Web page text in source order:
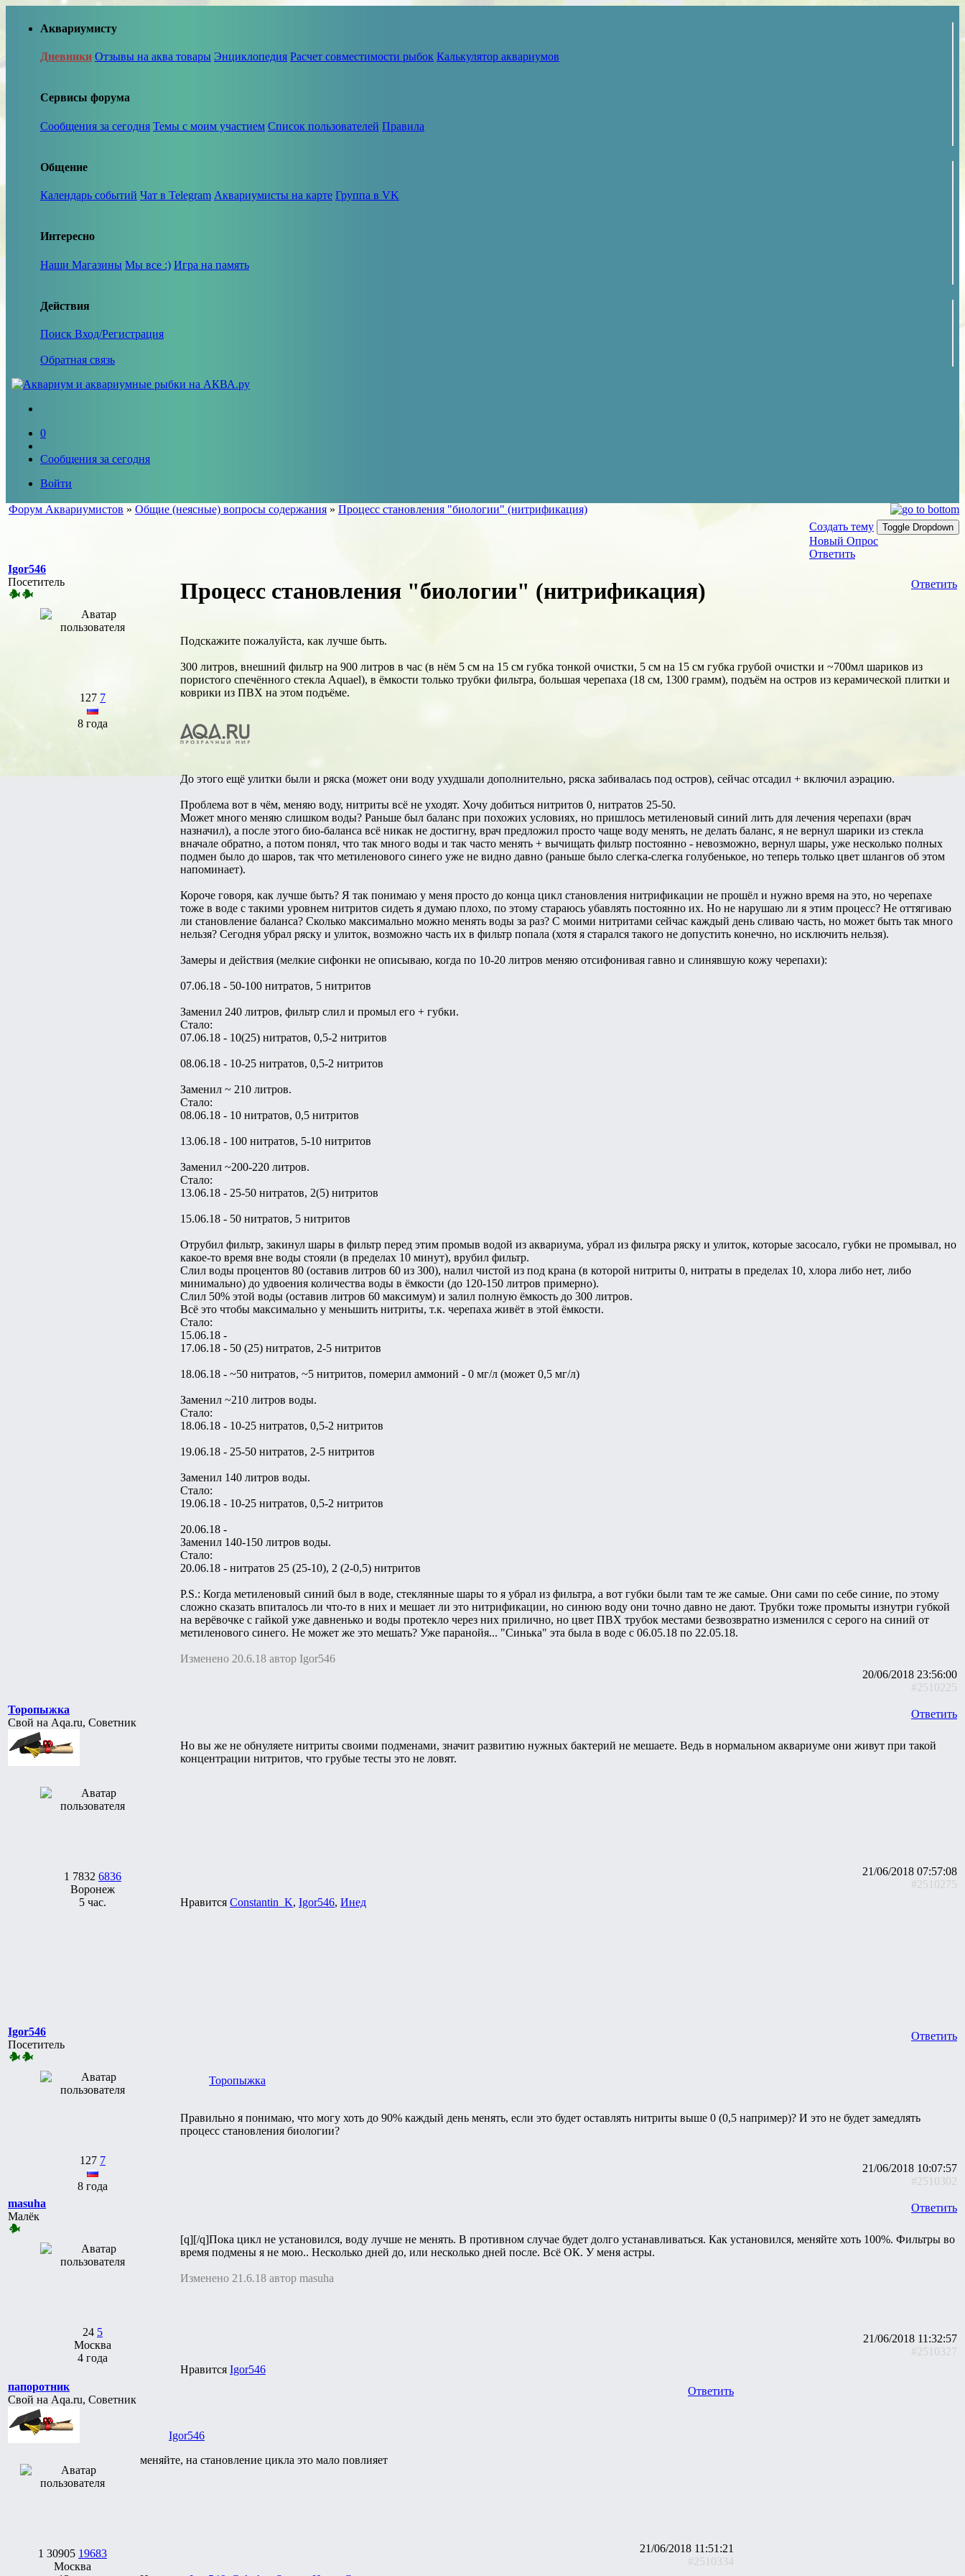
Аквариумисту
Дневники Отзывы на аква товары Энциклопедия Расчет совместимости рыбок Калькулятор аквариумов
Сервисы форума
Сообщения за сегодня Темы с моим участием Список пользователей Правила
Общение
Календарь событий Чат в Telegram Аквариумисты на карте Группа в VK
Интересно
Наши Магазины Мы все :) Игра на память
Действия
Поиск Вход/Регистрация
Обратная связь
0
Сообщения за сегодня
Войти
Форум Аквариумистов » Общие (неясные) вопросы содержания » Процесс становления "биологии" (нитрификация)
Создать тему
Toggle Dropdown
Новый Опрос
Ответить
Igor546
Посетитель
127 7
8 года
Ответить
Процесс становления "биологии" (нитрификация)
Подскажите пожалуйста, как лучше быть.
300 литров, внешний фильтр на 900 литров в час (в нём 5 см на 15 см губка тонкой очистки, 5 см на 15 см губка грубой очистки и ~700мл шариков из
пористого спечённого стекла Aquael), в ёмкости только трубки фильтра, большая черепаха (18 см, 1300 грамм), подъём на остров из керамической плитки и
коврики из ПВХ на этом подъёме.
До этого ещё улитки были и ряска (может они воду ухудшали дополнительно, ряска забивалась под остров), сейчас отсадил + включил аэрацию.
Проблема вот в чём, меняю воду, нитриты всё не уходят. Хочу добиться нитритов 0, нитратов 25-50.
Может много меняю слишком воды? Раньше был баланс при похожих условиях, но пришлось метиленовый синий лить для лечения черепахи (врач
назначил), а после этого био-баланса всё никак не достигну, врач предложил просто чаще воду менять, не делать баланс, я не вернул шарики из стекла
вначале обратно, а потом понял, что так много воды и так часто менять + вычищать фильтр постоянно - невозможно, вернул шары, уже несколько полных
подмен было до шаров, так что метиленового синего уже не видно давно (раньше было слегка-слегка голубенькое, но теперь только цвет шлангов об этом
напоминает).
Короче говоря, как лучше быть? Я так понимаю у меня просто до конца цикл становления нитрификации не прошёл и нужно время на это, но черепахе
тоже в воде с такими уровнем нитритов сидеть я думаю плохо, по этому стараюсь убавлять постоянно их. Но не нарушаю ли я этим процесс? Не оттягиваю
ли становление баланса? Сколько максимально можно менять воды за раз? С моими нитритами сейчас каждый день сливаю часть, но может быть так много
нельзя? Сегодня убрал ряску и улиток, возможно часть их в фильтр попала (хотя я старался такого не допустить конечно, но исключить нельзя).
Замеры и действия (мелкие сифонки не описываю, когда по 10-20 литров меняю отсифонивая гавно и слинявшую кожу черепахи):
07.06.18 - 50-100 нитратов, 5 нитритов
Заменил 240 литров, фильтр слил и промыл его + губки.
Стало:
07.06.18 - 10(25) нитратов, 0,5-2 нитритов
08.06.18 - 10-25 нитратов, 0,5-2 нитритов
Заменил ~ 210 литров.
Стало:
08.06.18 - 10 нитратов, 0,5 нитритов
13.06.18 - 100 нитратов, 5-10 нитритов
Заменил ~200-220 литров.
Стало:
13.06.18 - 25-50 нитратов, 2(5) нитритов
15.06.18 - 50 нитратов, 5 нитритов
Отрубил фильтр, закинул шары в фильтр перед этим промыв водой из аквариума, убрал из фильтра ряску и улиток, которые засосало, губки не промывал, но
какое-то время вне воды стояли (в пределах 10 минут), врубил фильтр.
Слил воды процентов 80 (оставив литров 60 из 300), налил чистой из под крана (в которой нитриты 0, нитраты в пределах 10, хлора либо нет, либо
минимально) до удвоения количества воды в ёмкости (до 120-150 литров примерно).
Слил 50% этой воды (оставив литров 60 максимум) и залил полную ёмкость до 300 литров.
Всё это чтобы максимально у меньшить нитриты, т.к. черепаха живёт в этой ёмкости.
Стало:
15.06.18 -
17.06.18 - 50 (25) нитратов, 2-5 нитритов
18.06.18 - ~50 нитратов, ~5 нитритов, померил аммоний - 0 мг/л (может 0,5 мг/л)
Заменил ~210 литров воды.
Стало:
18.06.18 - 10-25 нитратов, 0,5-2 нитритов
19.06.18 - 25-50 нитратов, 2-5 нитритов
Заменил 140 литров воды.
Стало:
19.06.18 - 10-25 нитратов, 0,5-2 нитритов
20.06.18 -
Заменил 140-150 литров воды.
Стало:
20.06.18 - нитратов 25 (25-10), 2 (2-0,5) нитритов
P.S.: Когда метиленовый синий был в воде, стеклянные шары то я убрал из фильтра, а вот губки были там те же самые. Они сами по себе синие, по этому
сложно сказать впиталось ли что-то в них и мешает ли это нитрификации, но синюю воду они точно давно не дают. Трубки тоже промыты изнутри губкой
на верёвочке с гайкой уже давненько и воды протекло через них прилично, но цвет ПВХ трубок местами безвозвратно изменился с серого на синий от
метиленового синего. Не может же это мешать? Уже паранойя... "Синька" эта была в воде с 06.05.18 по 22.05.18.
Изменено 20.6.18 автор Igor546
20/06/2018 23:56:00
#2510225
Торопыжка
Свой на Aqa.ru, Советник
1 7832 6836
Воронеж
5 час.
Ответить
Но вы же не обнуляете нитриты своими подменами, значит развитию нужных бактерий не мешаете. Ведь в нормальном аквариуме они живут при такой
концентрации нитритов, что грубые тесты это не ловят.
21/06/2018 07:57:08
#2510275
Нравится Constantin_K, Igor546, Инед
Igor546
Посетитель
127 7
8 года
Ответить
Торопыжка
Правильно я понимаю, что могу хоть до 90% каждый день менять, если это будет оставлять нитриты выше 0 (0,5 например)? И это не будет замедлять
процесс становления биологии?
21/06/2018 10:07:57
#2510302
masuha
Малёк
24 5
Москва
4 года
Ответить
[q][/q]Пока цикл не установился, воду лучше не менять. В противном случае будет долго устанавливаться. Как установился, меняйте хоть 100%. Фильтры во
время подмены я не мою.. Несколько дней до, или несколько дней после. Всё ОК. У меня астры.
Изменено 21.6.18 автор masuha
21/06/2018 11:32:57
#2510327
Нравится Igor546
папоротник
Свой на Aqa.ru, Советник
1 30905 19683
Москва
Ответить
Igor546
меняйте, на становление цикла это мало повлияет
21/06/2018 11:51:21
#2510334